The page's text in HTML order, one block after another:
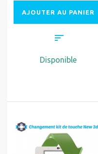
AJOUTER AU PANIER
Disponible